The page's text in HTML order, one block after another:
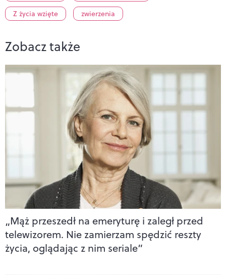
Z życia wzięte
zwierzenia
Zobacz także
„Mąż przeszedł na emeryturę i zaległ przed
telewizorem. Nie zamierzam spędzić reszty
życia, oglądając z nim seriale”